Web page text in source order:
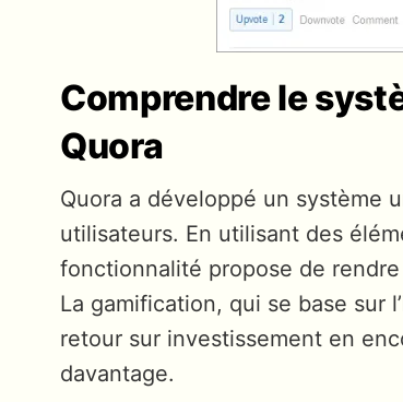
Comprendre le
Quora
Quora a développé un système
utilisateurs. En utilisant des
fonctionnalité propose de
La gamification, qui se base sur
retour sur investissement en
davantage.